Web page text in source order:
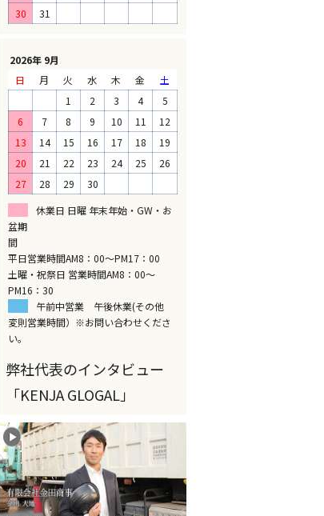
30
31
2026年 9月
日
月 火 水 木 金
土
1
2 3 4
5
6
7 8 9 10 11
12
13
14 15 16 17 18
19
20
21 22 23 24 25
26
27
28 29
30
休業日 日曜 年末年始・GW・お
盆期
間
平日営業時間AM8：00～PM17：00
土曜・祝祭日 営業時間AM8：00～
PM16：30
午前中営業 午後休業(その他
変則営業時間）※お問い合わせくださ
い。